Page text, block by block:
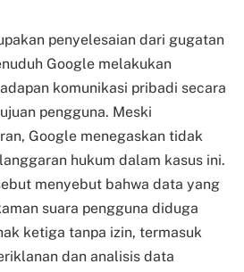
penyelesaian dari gugatan
Google melakukan
komunikasi pribadi secara
pengguna. Meski
Google menegaskan tidak
hukum dalam kasus ini.
menyebut bahwa data yang
suara pengguna diduga
ketiga tanpa izin, termasuk
dan analisis data